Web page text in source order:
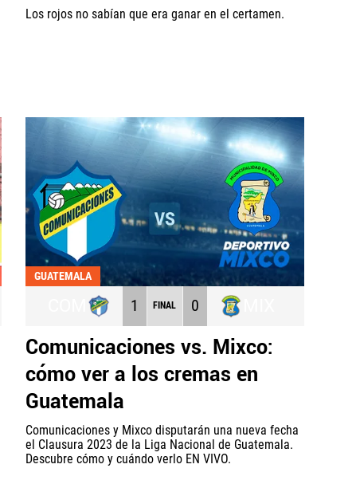
Los rojos no sabían que era ganar en el certamen.
GUATEMALA
1 FINAL 0
Comunicaciones vs. Mixco:
cómo ver a los cremas en
Guatemala
Comunicaciones y Mixco disputarán una nueva fecha
el Clausura 2023 de la Liga Nacional de Guatemala.
Descubre cómo y cuándo verlo EN VIVO.